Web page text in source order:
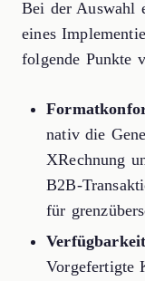
Bei der Auswahl
eines
folgende Punkte
nativ die
XRechnung
B2B-
für
Vorgefertigte